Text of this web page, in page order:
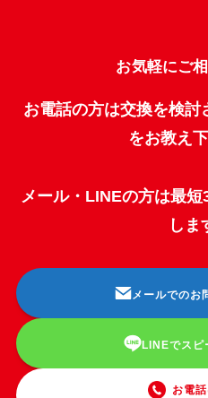
お気軽にご
お電話の方は交換を検討
をお教え
メール・LINEの方は最
しま
メールでのお
LINEでスピ
お電